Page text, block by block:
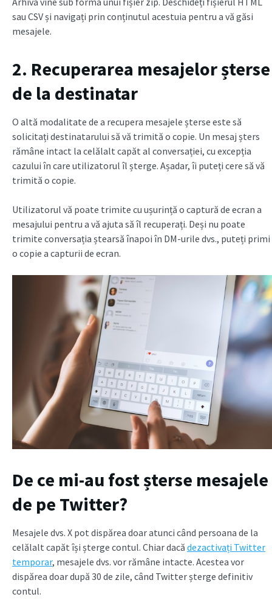
sau CSV și navigați prin conținutul acestuia pentru a vă găsi
mesajele.
2. Recuperarea mesajelor șterse
de la destinatar
O altă modalitate de a recupera mesajele șterse este să
solicitați destinatarului să vă trimită o copie. Un mesaj șters
rămâne intact la celălalt capăt al conversației, cu excepția
cazului în care utilizatorul îl șterge. Așadar, îi puteți cere să vă
trimită o copie.
Utilizatorul vă poate trimite cu ușurință o captură de ecran a
mesajului pentru a vă ajuta să îl recuperați. Deși nu poate
trimite conversația ștearsă înapoi în DM-urile dvs., puteți primi
o copie a capturii de ecran.
De ce mi-au fost șterse mesajele
de pe Twitter?
Mesajele dvs. X pot dispărea doar atunci când persoana de la
celălalt capăt își șterge contul. Chiar dacă dezactivați Twitter
temporar, mesajele dvs. vor rămâne intacte. Acestea vor
dispărea doar după 30 de zile, când Twitter șterge definitiv
contul.